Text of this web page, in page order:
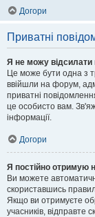
Догори
Приватні
Я не можу відсилати
Це може бути одна з
ввійшли на форум,
приватні
це особисто вам.
інформації.
Догори
Я постійно отримую
Ви можете
скориставшись
Якщо ви отримуєте
учасників,